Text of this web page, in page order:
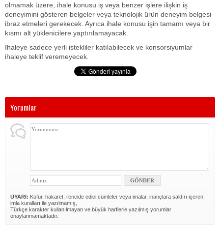
olmamak üzere, ihale konusu iş veya benzer işlere ilişkin iş
deneyimini gösteren belgeler veya teknolojik ürün deneyim belgesi
ibraz etmeleri gerekecek. Ayrıca ihale konusu işin tamamı veya bir
kısmı alt yüklenicilere yaptırılamayacak.
İhaleye sadece yerli istekliler katılabilecek ve konsorsiyumlar
ihaleye teklif veremeyecek.
Yorumlar
UYARI: Küfür, hakaret, rencide edici cümleler veya imalar, inançlara saldırı içeren,
imla kuralları ile yazılmamış,
Türkçe karakter kullanılmayan ve büyük harflerle yazılmış yorumlar
onaylanmamaktadır.